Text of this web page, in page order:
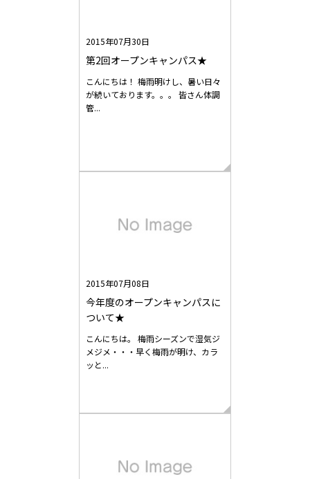
2015年07月30日
第2回オープンキャンパス★
こんにちは！ 梅雨明けし、暑い日々
が続いております。。。 皆さん体調
管...
2015年07月08日
今年度のオープンキャンパスに
ついて★
こんにちは。 梅雨シーズンで湿気ジ
メジメ・・・早く梅雨が明け、カラ
ッと...